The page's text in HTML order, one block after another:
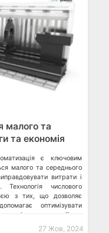
малого та
та економія
є ключовим
малого та середнього
витрати і
Технологія числового
з тих, що дозволяє
оптимізувати
якість продукції та
27 Жов, 2024